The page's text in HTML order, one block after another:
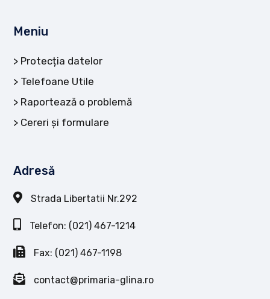
Meniu
Protecția datelor
Telefoane Utile
Raportează o problemă
Cereri și formulare
Adresă
Strada Libertatii Nr.292
Telefon: (021) 467-1214
Fax: (021) 467-1198
contact@primaria-glina.ro